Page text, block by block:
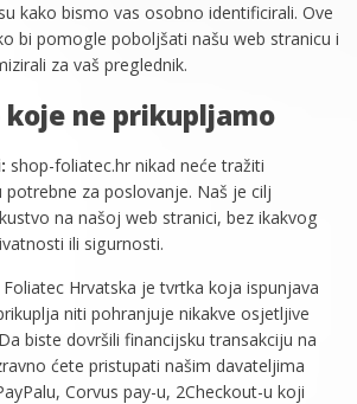
kako bismo vas osobno identificirali. Ove
bi pomogle poboljšati našu web stranicu i
za vaš preglednik.
ne prikupljamo
shop-foliatec.hr nikad neće tražiti
za poslovanje. Naš je cilj
na našoj web stranici, bez ikakvog
ili sigurnosti.
Foliatec Hrvatska je tvrtka koja ispunjava
niti pohranjuje nikakve osjetljive
biste dovršili financijsku transakciju na
ćete pristupati našim davateljima
Corvus pay-u, 2Checkout-u koji